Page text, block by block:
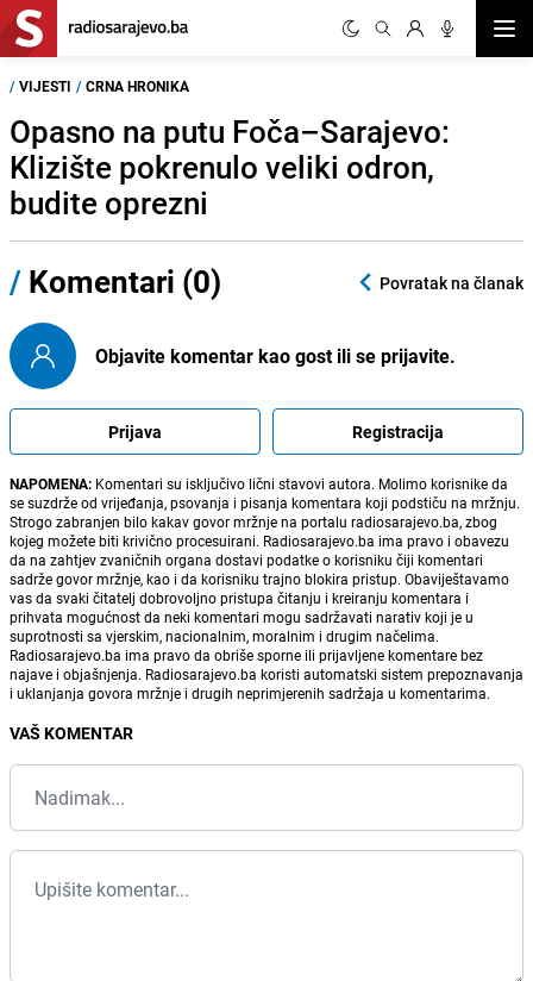
/ VIJESTI / CRNA HRONIKA
Opasno na putu Foča–Sarajevo:
Klizište pokrenulo veliki odron,
budite oprezni
/ Komentari (0) Povratak na članak
Objavite komentar kao gost ili se prijavite.
Prijava Registracija
NAPOMENA: Komentari su isključivo lični stavovi autora. Molimo korisnike da
se suzdrže od vrijeđanja, psovanja i pisanja komentara koji podstiču na mržnju.
Strogo zabranjen bilo kakav govor mržnje na portalu radiosarajevo.ba, zbog
kojeg možete biti krivično procesuirani. Radiosarajevo.ba ima pravo i obavezu
da na zahtjev zvaničnih organa dostavi podatke o korisniku čiji komentari
sadrže govor mržnje, kao i da korisniku trajno blokira pristup. Obaviještavamo
vas da svaki čitatelj dobrovoljno pristupa čitanju i kreiranju komentara i
prihvata mogućnost da neki komentari mogu sadržavati narativ koji je u
suprotnosti sa vjerskim, nacionalnim, moralnim i drugim načelima.
Radiosarajevo.ba ima pravo da obriše sporne ili prijavljene komentare bez
najave i objašnjenja. Radiosarajevo.ba koristi automatski sistem prepoznavanja
i uklanjanja govora mržnje i drugih neprimjerenih sadržaja u komentarima.
VAŠ KOMENTAR